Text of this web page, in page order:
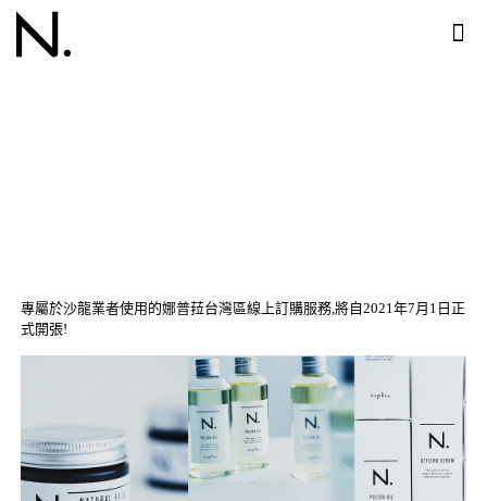
專屬於沙龍業者使用的娜普菈台灣區線上訂購服務,將自2021年7月1日正
式開張!